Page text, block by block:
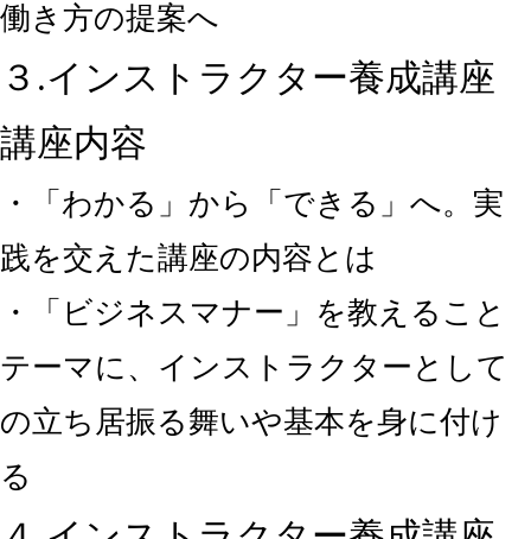
働き方の提案へ
３.インストラクター養成講座
講座内容
・「わかる」から「できる」へ。実
践を交えた講座の内容とは
・「ビジネスマナー」を教えること
テーマに、インストラクターとして
の立ち居振る舞いや基本を身に付け
る